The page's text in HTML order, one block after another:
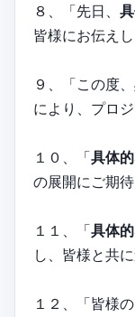
８、「先日、
皆様にお伝え
９、「この度、
により、プロ
１０、「具体
の展開にご期待
１１、「具体
し、皆様と共
１２、「皆様